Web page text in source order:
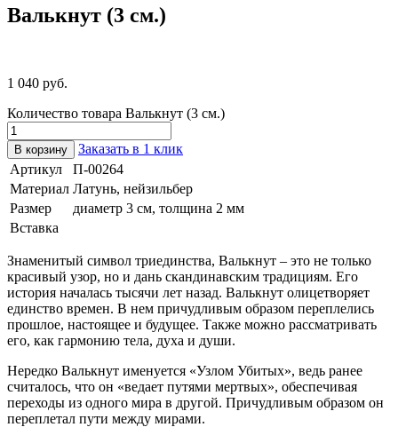
Валькнут (3 см.)
1 040 руб.
Количество товара Валькнут (3 см.)
В корзину
Заказать в 1 клик
Артикул
П-00264
Материал Латунь, нейзильбер
Размер
диаметр 3 см, толщина 2 мм
Вставка
Знаменитый символ триединства, Валькнут – это не только
красивый узор, но и дань скандинавским традициям. Его
история началась тысячи лет назад. Валькнут олицетворяет
единство времен. В нем причудливым образом переплелись
прошлое, настоящее и будущее. Также можно рассматривать
его, как гармонию тела, духа и души.
Нередко Валькнут именуется «Узлом Убитых», ведь ранее
считалось, что он «ведает путями мертвых», обеспечивая
переходы из одного мира в другой. Причудливым образом он
переплетал пути между мирами.